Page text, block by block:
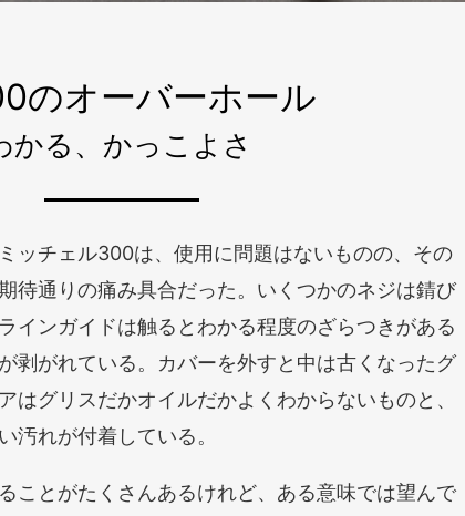
のオーバーホール
かる、かっこよさ
ッチェル300は、使用に問題はないものの、その
待通りの痛み具合だった。いくつかのネジは錆び
インガイドは触るとわかる程度のざらつきがある
剥がれている。カバーを外すと中は古くなったグ
はグリスだかオイルだかよくわからないものと、
汚れが付着している。
ことがたくさんあるけれど、ある意味では望んで